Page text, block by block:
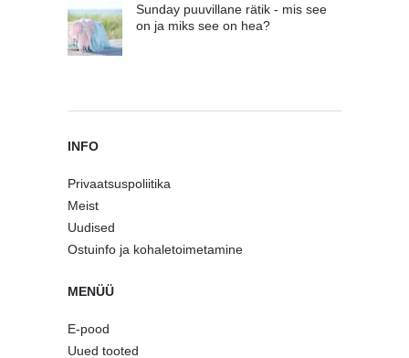
Sunday puuvillane rätik - mis see
on ja miks see on hea?
INFO
Privaatsuspoliitika
Meist
Uudised
Ostuinfo ja kohaletoimetamine
MENÜÜ
E-pood
Uued tooted